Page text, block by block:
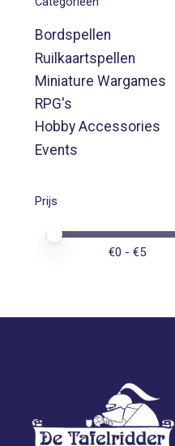
Bordspellen
Ruilkaartspellen
Miniature Wargames
RPG's
Hobby Accessories
Events
Prijs
Minimale
Price maximum
€0 - €5